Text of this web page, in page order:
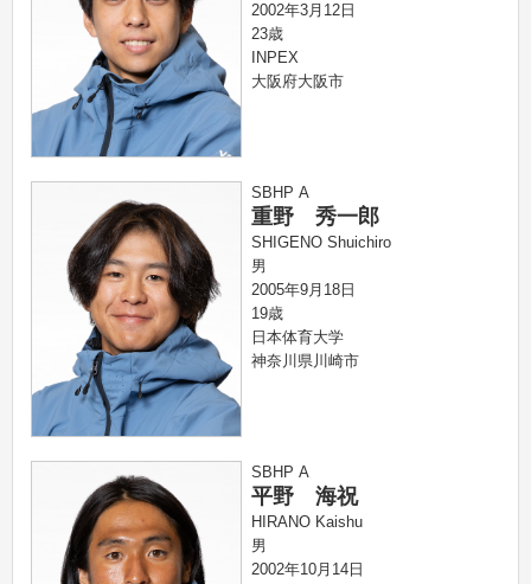
2002年3月12日
23歳
INPEX
大阪府大阪市
SBHP A
重野 秀一郎
SHIGENO Shuichiro
男
2005年9月18日
19歳
日本体育大学
神奈川県川崎市
SBHP A
平野 海祝
HIRANO Kaishu
男
2002年10月14日